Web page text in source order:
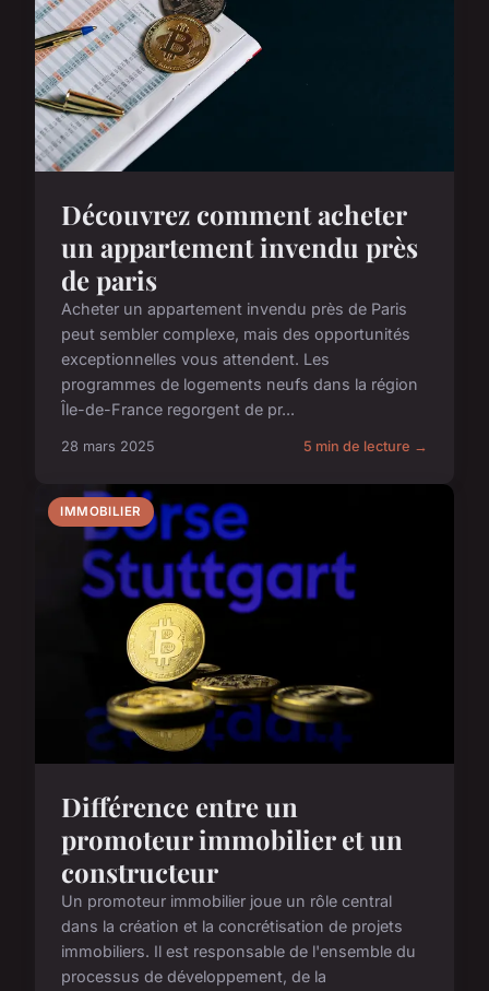
Découvrez comment acheter
un appartement invendu près
de paris
Acheter un appartement invendu près de Paris
peut sembler complexe, mais des opportunités
exceptionnelles vous attendent. Les
programmes de logements neufs dans la région
Île-de-France regorgent de pr...
28 mars 2025 5 min de lecture →
IMMOBILIER
Différence entre un
promoteur immobilier et un
constructeur
Un promoteur immobilier joue un rôle central
dans la création et la concrétisation de projets
immobiliers. Il est responsable de l'ensemble du
processus de développement, de la